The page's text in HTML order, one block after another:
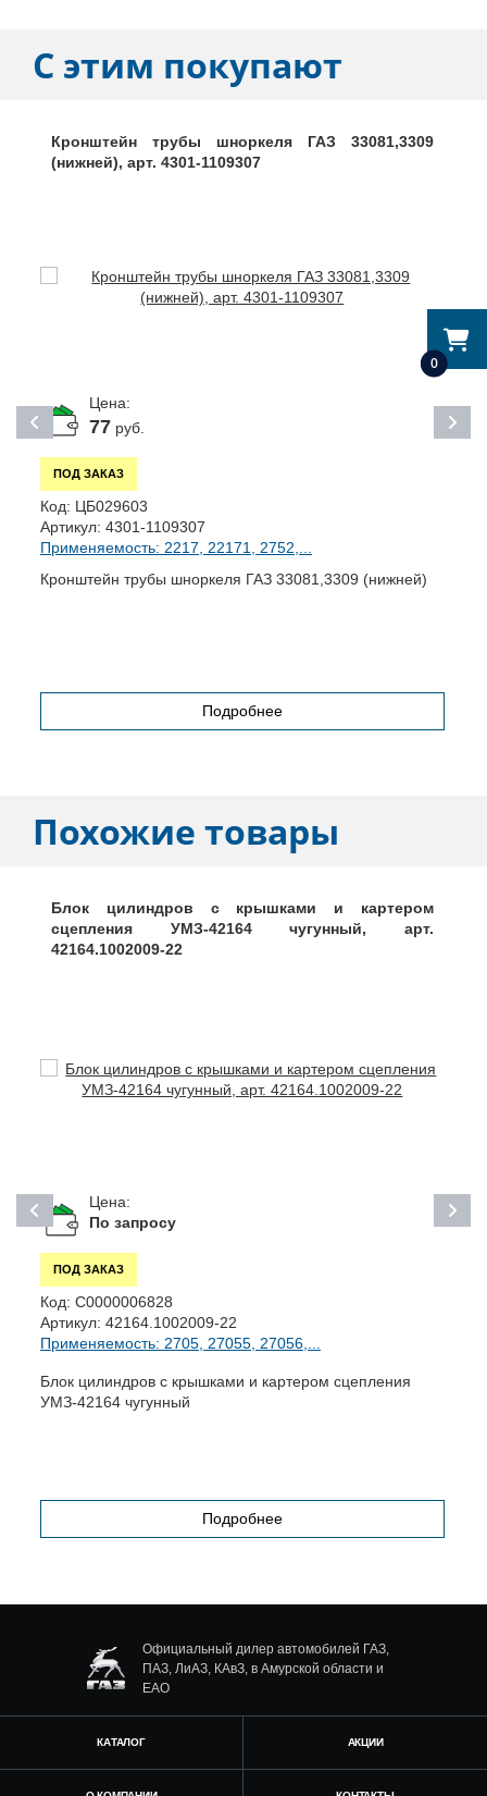
0
С этим покупают
Кронштейн трубы шноркеля ГАЗ 33081,3309
(нижней), арт. 4301-1109307
Цена:
77руб.
ПОД ЗАКАЗ
Код: ЦБ029603
Артикул: 4301-1109307
Применяемость: 2217, 22171, 2752,...
Кронштейн трубы шноркеля ГАЗ 33081,3309 (нижней)
Подробнее
Похожие товары
Блок цилиндров с крышками и картером
сцепления УМЗ-42164 чугунный, арт.
42164.1002009-22
Цена:
По запросу
ПОД ЗАКАЗ
Код: С0000006828
Артикул: 42164.1002009-22
Применяемость: 2705, 27055, 27056,...
Блок цилиндров с крышками и картером сцепления
УМЗ-42164 чугунный
Подробнее
Официальный дилер автомобилей ГАЗ,
ПАЗ, ЛиАЗ, КАвЗ, в Амурской области и
ЕАО
КАТАЛОГ АКЦИИ